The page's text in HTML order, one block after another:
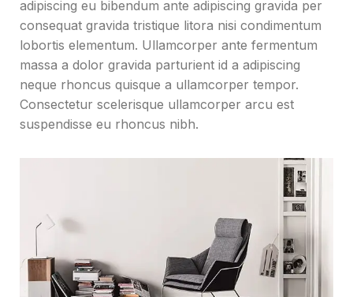
adipiscing eu bibendum ante adipiscing gravida per
consequat gravida tristique litora nisi condimentum
lobortis elementum. Ullamcorper ante fermentum
massa a dolor gravida parturient id a adipiscing
neque rhoncus quisque a ullamcorper tempor.
Consectetur scelerisque ullamcorper arcu est
suspendisse eu rhoncus nibh.